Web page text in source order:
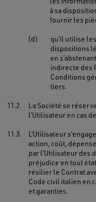
à sa
fournir les
(d)
qu’il utilise
dispositions
en
indirecte des
Conditions
tiers.
11.2.
La Société se
l’Utilisateur en cas
11.3.
L’Utilisateur
action, coût,
par l’Utilisateur des
préjudice en tout
résilier le Contrat
Code civil italien en
et garanties.